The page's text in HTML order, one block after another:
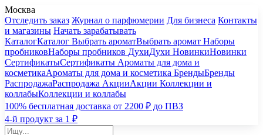
Москва
Отследить заказ Журнал о парфюмерии Для бизнеса Контакты
и магазины Начать зарабатывать
КаталогКаталог Выбрать ароматВыбрать аромат Наборы
пробниковНаборы пробников ДухиДухи НовинкиНовинки
СертификатыСертификаты Ароматы для дома и
косметикаАроматы для дома и косметика БрендыБренды
РаспродажаРаспродажа АкцииАкции Коллекции и
коллабыКоллекции и коллабы
100% бесплатная доставка от 2200 ₽ до ПВЗ
4-й продукт за 1 ₽